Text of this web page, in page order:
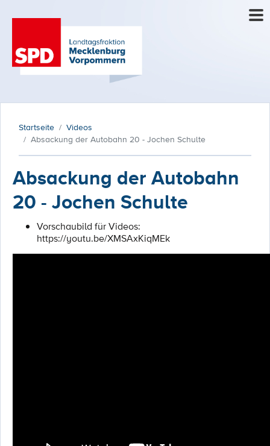
Startseite
Videos
Absackung der Autobahn 20 - Jochen Schulte
Absackung der Autobahn
20 - Jochen Schulte
Vorschaubild für Videos:
https://youtu.be/XMSAxKiqMEk